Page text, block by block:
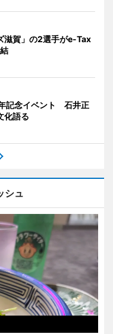
滋賀」の2選手がe-Tax
記念イベント 石井正
化語る
シュ